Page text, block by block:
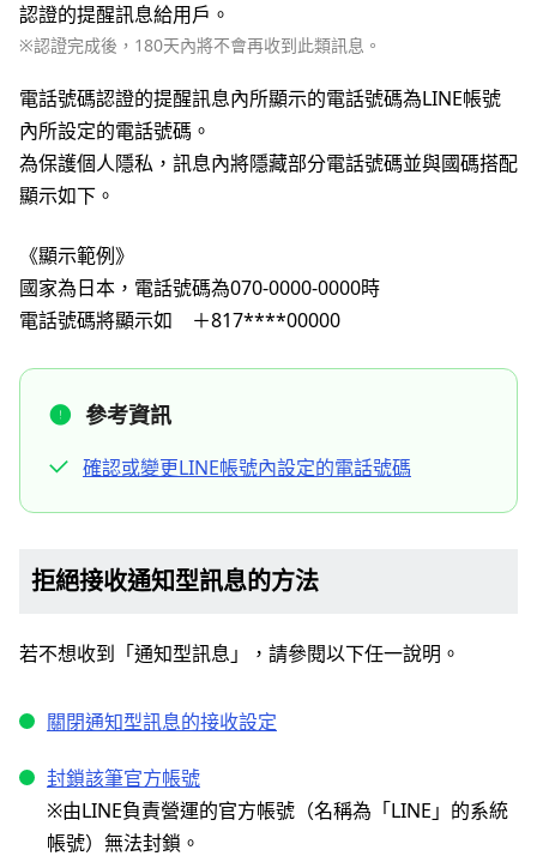
認證的提醒訊息給用戶。
※認證完成後，180天內將不會再收到此類訊息。
電話號碼認證的提醒訊息內所顯示的電話號碼為LINE帳號
內所設定的電話號碼。
為保護個人隱私，訊息內將隱藏部分電話號碼並與國碼搭配
顯示如下。
《顯示範例》
國家為日本，電話號碼為070-0000-0000時
電話號碼將顯示如 ＋817****00000
參考資訊
確認或變更LINE帳號內設定的電話號碼
拒絕接收通知型訊息的方法
若不想收到「通知型訊息」，請參閱以下任一說明。
關閉通知型訊息的接收設定
封鎖該筆官方帳號
※由LINE負責營運的官方帳號（名稱為「LINE」的系統
帳號）無法封鎖。